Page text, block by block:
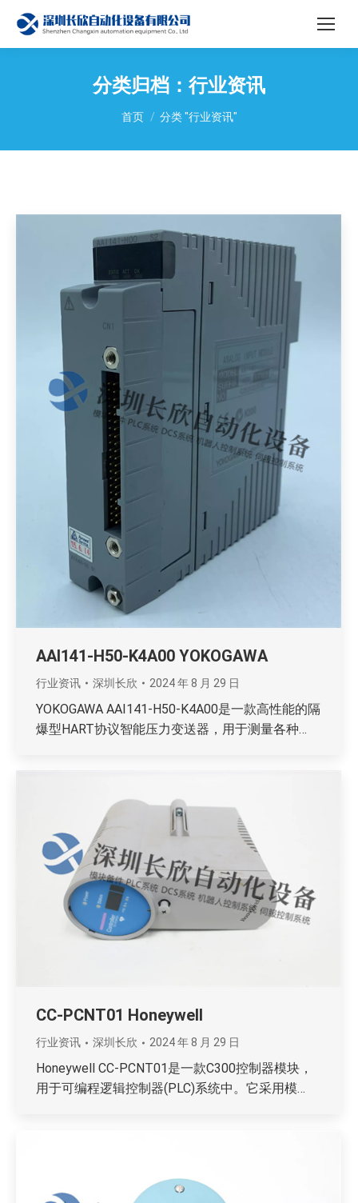
分类归档： 行业资讯
您在这里：
首页 分类 "行业资讯"
AAI141-H50-K4A00 YOKOGAWA
行业资讯 深圳长欣 2024 年 8 月 29 日
YOKOGAWA AAI141-H50-K4A00是一款高性能的隔
爆型HART协议智能压力变送器，用于测量各种…
CC-PCNT01 Honeywell
行业资讯 深圳长欣 2024 年 8 月 29 日
Honeywell CC-PCNT01是一款C300控制器模块，
用于可编程逻辑控制器(PLC)系统中。它采用模…